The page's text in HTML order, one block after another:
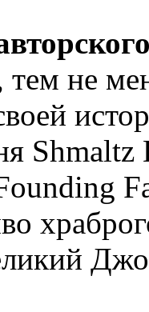
тем не
Shmaltz